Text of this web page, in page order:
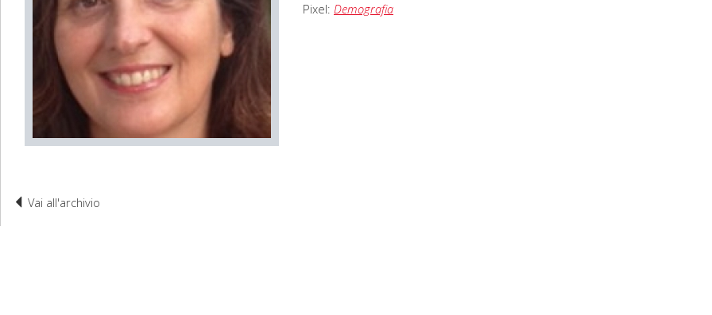
Pixel: Demografia
Vai all'archivio